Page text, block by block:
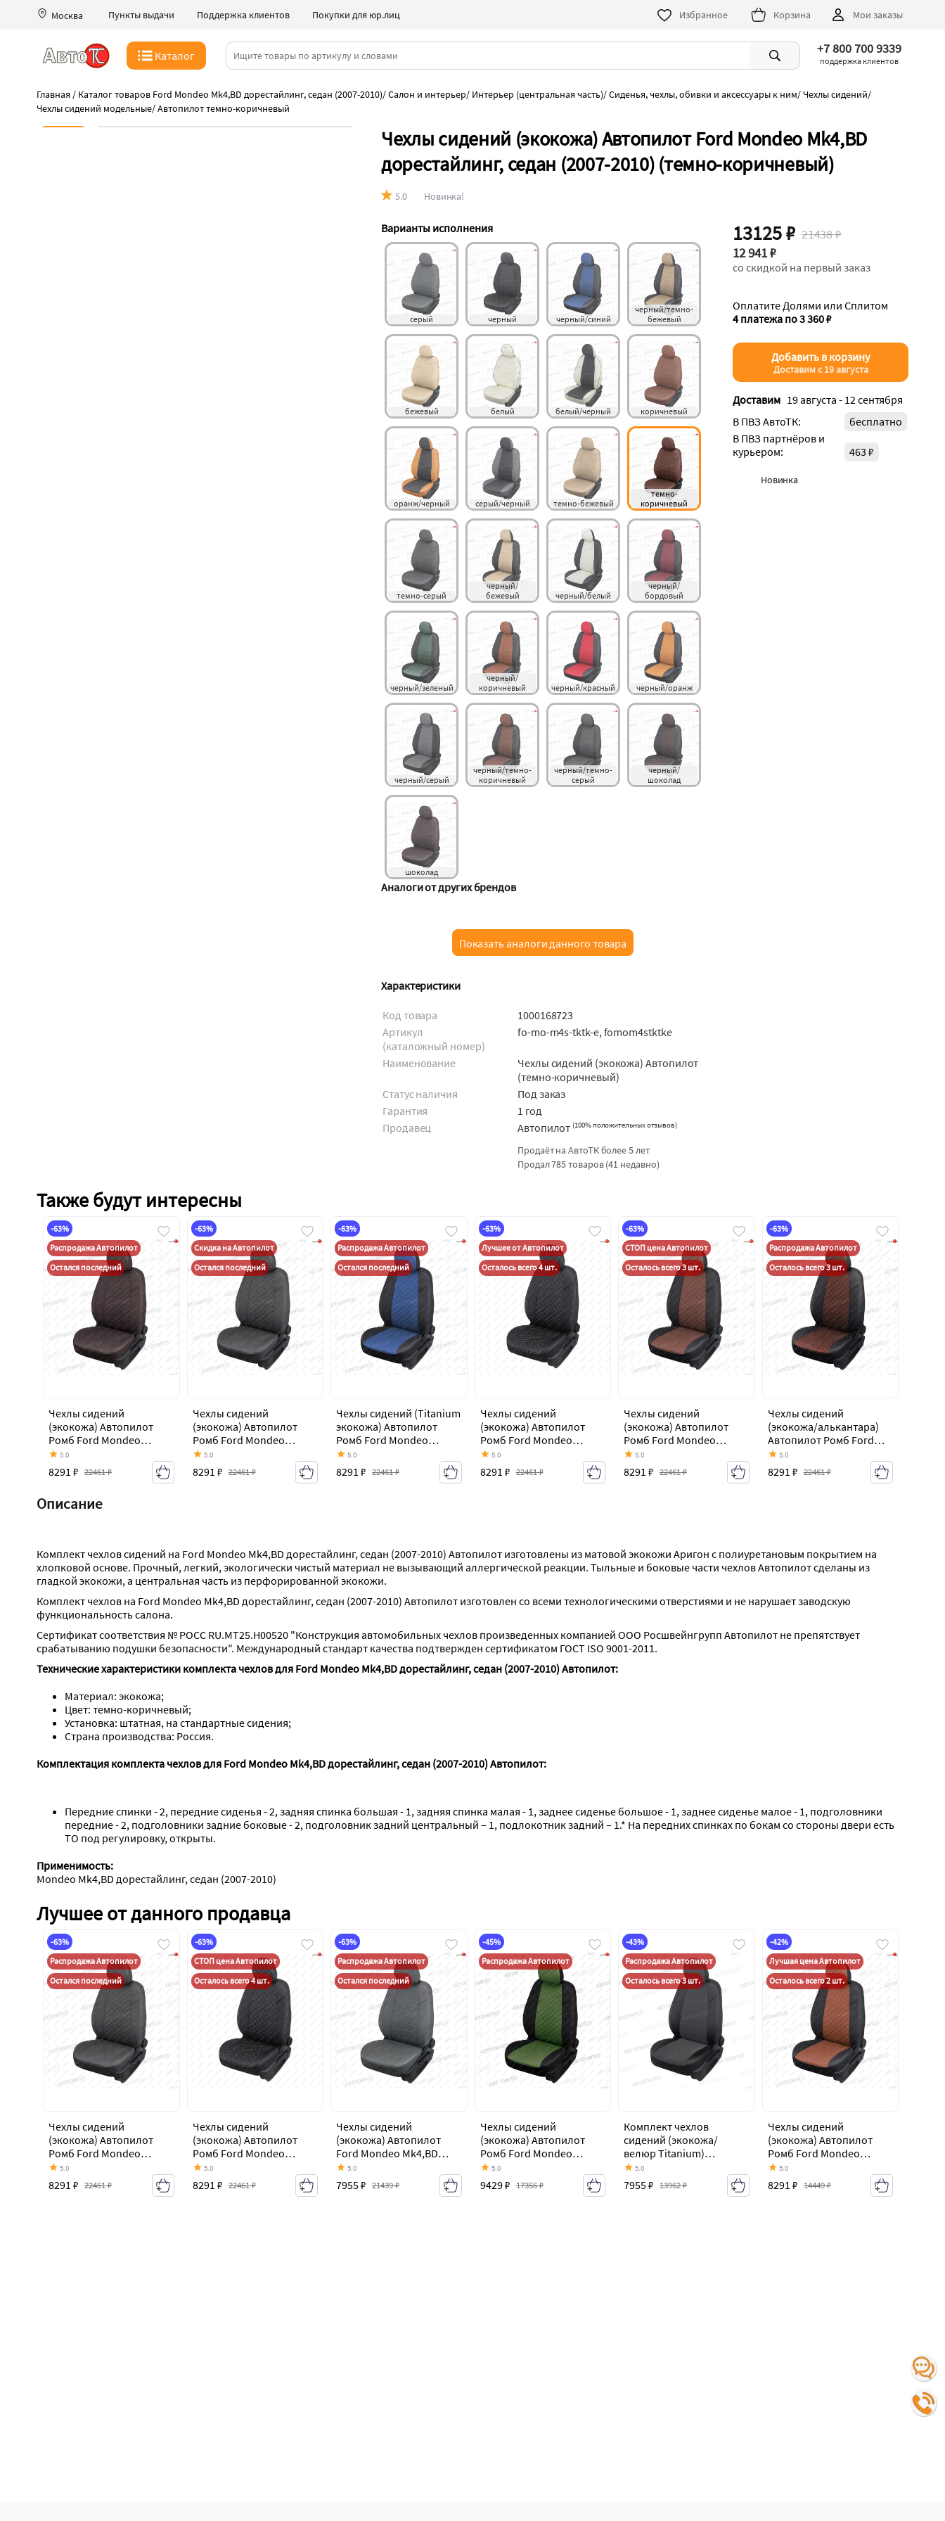
Москва Пункты выдачи Поддержка клиентов Покупки для юр.лиц Избранное Корзина Мои заказы
Каталог +7 800 700 9339
поддержка клиентов
Главная / Каталог товаров Ford Mondeo Mk4,BD дорестайлинг, седан (2007-2010)/Салон и интерьер/ Интерьер (центральная часть)/Сиденья, чехлы, обивки и аксессуары к ним/ Чехлы сидений/
Чехлы сидений модельные/Автопилот темно-коричневый
Чехлы сидений (экокожа) Автопилот Ford Mondeo Mk4,BD
дорестайлинг, седан (2007-2010) (темно-коричневый)
5.0 Новинка!
Варианты исполнения
серый черный черный/синий
черный/темно-
бежевый
бежевый белый белый/черный коричневый
оранж/черный серый/черный темно-бежевый
темно-
коричневый
темно-серый
черный/
бежевый
черный/белый
черный/
бордовый
черный/зеленый
черный/
коричневый
черный/красный черный/оранж
черный/серый
черный/темно-
коричневый
черный/темно-
серый
черный/
шоколад
шоколад
Аналоги от других брендов
Показать аналоги данного товара
Характеристики
Код товара
1000168723
Артикул
(каталожный номер)
fo-mo-m4s-tktk-e, fomom4stktke
Наименование
Чехлы сидений (экокожа) Автопилот
(темно-коричневый)
Статус наличия
Под заказ
Гарантия
1 год
Продавец
Автопилот (100% положительных отзывов)
Продаёт на АвтоТК более 5 лет
Продал 785 товаров (41 недавно)
13125 ₽ 21438 ₽
12 941 ₽
со скидкой на первый заказ
Оплатите Долями или Сплитом
4 платежа по 3 360 ₽
Добавить в корзину
Доставим с 19 августа
Доставим 19 августа - 12 сентября
В ПВЗ АвтоТК:
бесплатно
В ПВЗ партнёров и
курьером:
463 ₽
Новинка
Также будут интересны
-63%
Распродажа Автопилот
Остался последний
Чехлы сидений
(экокожа) Автопилот
Ромб Ford Mondeo
Mk4,BD дорестайлинг,
седан (2007-2010)
5.0
8291 ₽ 22461 ₽
-63%
Скидка на Автопилот
Остался последний
Чехлы сидений
(экокожа) Автопилот
Ромб Ford Mondeo
Mk4,BD дорестайлинг,
седан (2007-2010)
5.0
8291 ₽ 22461 ₽
-63%
Распродажа Автопилот
Остался последний
Чехлы сидений (Titanium
экокожа) Автопилот
Ромб Ford Mondeo
Mk4,BD дорестайлинг,
седан (2007-2010)
5.0
8291 ₽ 22461 ₽
-63%
Лучшее от Автопилот
Осталось всего 4 шт.
Чехлы сидений
(экокожа) Автопилот
Ромб Ford Mondeo
Mk4,BD дорестайлинг,
седан (2007-2010)
5.0
8291 ₽ 22461 ₽
-63%
СТОП цена Автопилот
Осталось всего 3 шт.
Чехлы сидений
(экокожа) Автопилот
Ромб Ford Mondeo
Mk4,BD дорестайлинг,
седан (2007-2010)
5.0
8291 ₽ 22461 ₽
-63%
Распродажа Автопилот
Осталось всего 3 шт.
Чехлы сидений
(экокожа/алькантара)
Автопилот Ромб Ford
Mondeo Mk4,BD
дорестайлинг, седан
(2007-2010)
5.0
8291 ₽ 22461 ₽
Описание
Комплект чехлов сидений на Ford Mondeo Mk4,BD дорестайлинг, седан (2007-2010) Автопилот изготовлены из матовой экокожи Аригон с полиуретановым покрытием на
хлопковой основе. Прочный, легкий, экологически чистый материал не вызывающий аллергической реакции. Тыльные и боковые части чехлов Автопилот сделаны из
гладкой экокожи, а центральная часть из перфорированной экокожи.
Комплект чехлов на Ford Mondeo Mk4,BD дорестайлинг, седан (2007-2010) Автопилот изготовлен со всеми технологическими отверстиями и не нарушает заводскую
функциональность салона.
Сертификат соответствия № РОСС RU.МТ25.Н00520 "Конструкция автомобильных чехлов произведенных компанией ООО Росшвейнгрупп Автопилот не препятствует
срабатыванию подушки безопасности". Международный стандарт качества подтвержден сертификатом ГОСТ ISO 9001-2011.
Технические характеристики комплекта чехлов для Ford Mondeo Mk4,BD дорестайлинг, седан (2007-2010) Автопилот:
Материал: экокожа;
Цвет: темно-коричневый;
Установка: штатная, на стандартные сидения;
Страна производства: Россия.
Комплектация комплекта чехлов для Ford Mondeo Mk4,BD дорестайлинг, седан (2007-2010) Автопилот:
Передние спинки - 2, передние сиденья - 2, задняя спинка большая - 1, задняя спинка малая - 1, заднее сиденье большое - 1, заднее сиденье малое - 1, подголовники
передние - 2, подголовники задние боковые - 2, подголовник задний центральный – 1, подлокотник задний – 1.* На передних спинках по бокам со стороны двери есть
ТО под регулировку, открыты.
Применимость:
Mondeo Mk4,BD дорестайлинг, седан (2007-2010)
Лучшее от данного продавца
-63%
Распродажа Автопилот
Остался последний
Чехлы сидений
(экокожа) Автопилот
Ромб Ford Mondeo
Mk4,BD дорестайлинг,
седан (2007-2010)
5.0
8291 ₽ 22461 ₽
-63%
СТОП цена Автопилот
Осталось всего 4 шт.
Чехлы сидений
(экокожа) Автопилот
Ромб Ford Mondeo
Mk4,BD дорестайлинг,
седан (2007-2010)
5.0
8291 ₽ 22461 ₽
-63%
Распродажа Автопилот
Остался последний
Чехлы сидений
(экокожа) Автопилот
Ford Mondeo Mk4,BD
дорестайлинг, седан
(2007-2010)
5.0
7955 ₽ 21439 ₽
-45%
Распродажа Автопилот
Чехлы сидений
(экокожа) Автопилот
Ромб Ford Mondeo
Mk4,BD дорестайлинг,
седан (2007-2010)
5.0
9429 ₽ 17356 ₽
-43%
Распродажа Автопилот
Осталось всего 3 шт.
Комплект чехлов
сидений (экокожа/
велюр Titanium)
Автопилот Ford Mondeo
Mk4,BD дорестайлинг,
седан (2007-2010)
5.0
7955 ₽ 13962 ₽
-42%
Лучшая цена Автопилот
Осталось всего 2 шт.
Чехлы сидений
(экокожа) Автопилот
Ромб Ford Mondeo
Mk4,BD дорестайлинг,
седан (2007-2010)
5.0
8291 ₽ 14449 ₽